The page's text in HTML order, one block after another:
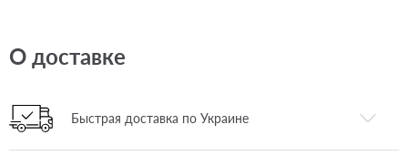
О доставке
Быстрая доставка по Украине